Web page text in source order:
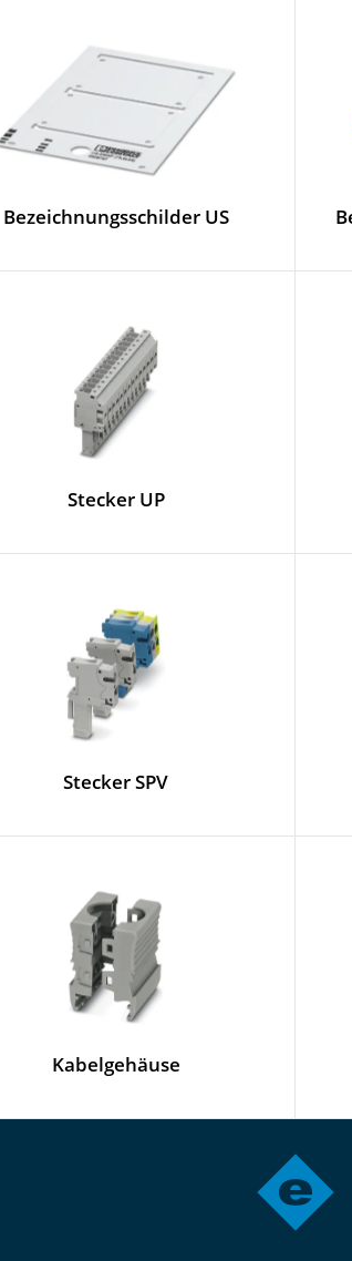
Bezeichnungsschilder US
Stecker UP
Stecker SPV
Kabelgehäuse